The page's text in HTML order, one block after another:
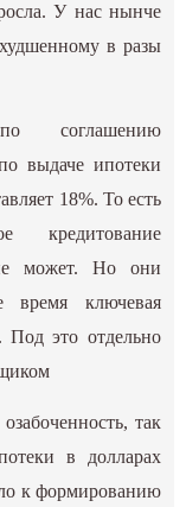
У нас нынче
в разы
соглашению
выдаче ипотеки
18%. То есть
кредитование
может. Но они
время ключевая
Под это отдельно
так
в долларах
к формированию